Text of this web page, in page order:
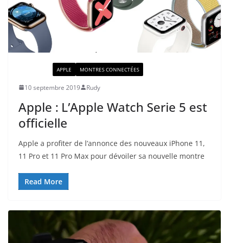
APPLE MONTRES CONNECTÉES
10 septembre 2019 Rudy
Apple : L’Apple Watch Serie 5 est
officielle
Apple a profiter de l’annonce des nouveaux iPhone 11,
11 Pro et 11 Pro Max pour dévoiler sa nouvelle montre
Read More